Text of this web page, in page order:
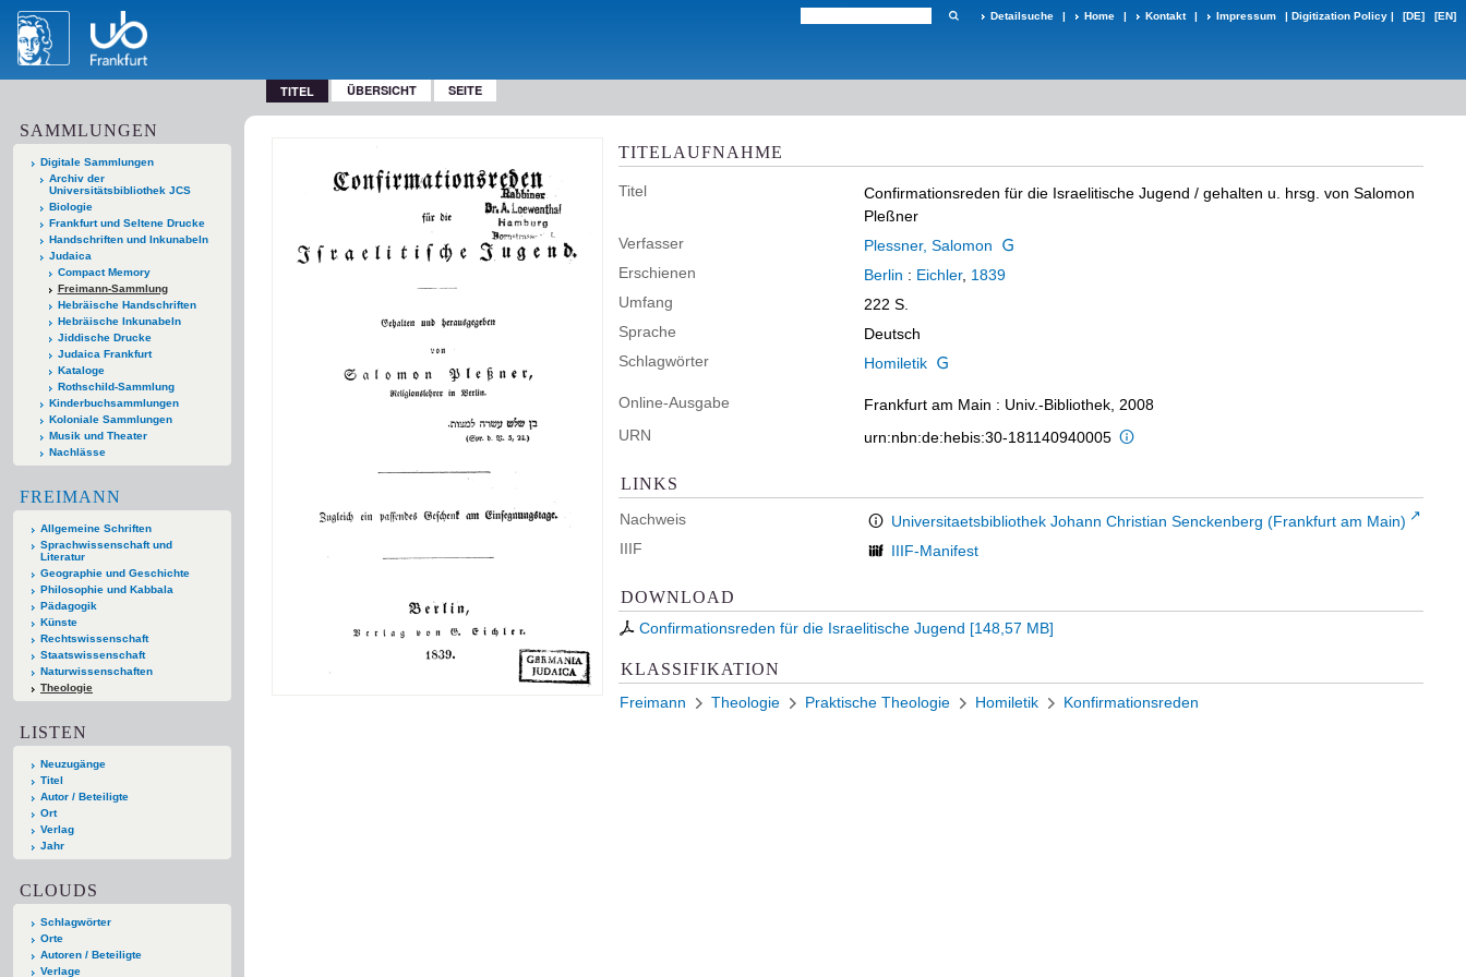
Detailsuche | Home | Kontakt | Impressum | Digitization Policy | [DE] [EN]
TITEL ÜBERSICHT SEITE
SAMMLUNGEN
Digitale Sammlungen
Archiv der
Universitätsbibliothek JCS
Biologie
Frankfurt und Seltene Drucke
Handschriften und Inkunabeln
Judaica
Compact Memory
Freimann-Sammlung
Hebräische Handschriften
Hebräische Inkunabeln
Jiddische Drucke
Judaica Frankfurt
Kataloge
Rothschild-Sammlung
Kinderbuchsammlungen
Koloniale Sammlungen
Musik und Theater
Nachlässe
FREIMANN
Allgemeine Schriften
Sprachwissenschaft und
Literatur
Geographie und Geschichte
Philosophie und Kabbala
Pädagogik
Künste
Rechtswissenschaft
Staatswissenschaft
Naturwissenschaften
Theologie
LISTEN
Neuzugänge
Titel
Autor / Beteiligte
Ort
Verlag
Jahr
CLOUDS
Schlagwörter
Orte
Autoren / Beteiligte
Verlage
TITELAUFNAHME
Titel Confirmationsreden für die Israelitische Jugend / gehalten u. hrsg. von Salomon
Pleßner
Verfasser
Plessner, Salomon
Erschienen
Berlin : Eichler, 1839
Umfang
222 S.
Sprache
Deutsch
Schlagwörter
Homiletik
Online-Ausgabe
Frankfurt am Main : Univ.-Bibliothek, 2008
URN
urn:nbn:de:hebis:30-181140940005
LINKS
Nachweis
Universitaetsbibliothek Johann Christian Senckenberg (Frankfurt am Main)
IIIF
IIIF-Manifest
DOWNLOAD
Confirmationsreden für die Israelitische Jugend [148,57 MB]
KLASSIFIKATION
Freimann Theologie Praktische Theologie Homiletik Konfirmationsreden